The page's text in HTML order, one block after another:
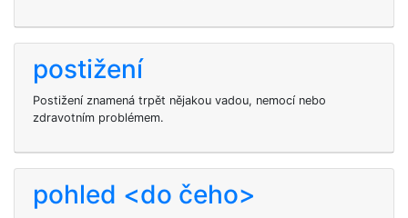
postižení
Postižení znamená trpět nějakou vadou, nemocí nebo
zdravotním problémem.
pohled <do čeho>